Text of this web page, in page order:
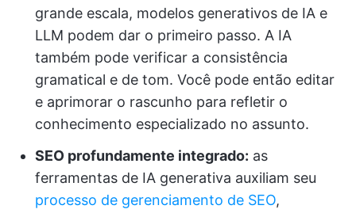
grande escala, modelos generativos de IA e
LLM podem dar o primeiro passo. A IA
também pode verificar a consistência
gramatical e de tom. Você pode então editar
e aprimorar o rascunho para refletir o
conhecimento especializado no assunto.
SEO profundamente integrado: as
ferramentas de IA generativa auxiliam seu
processo de gerenciamento de SEO,